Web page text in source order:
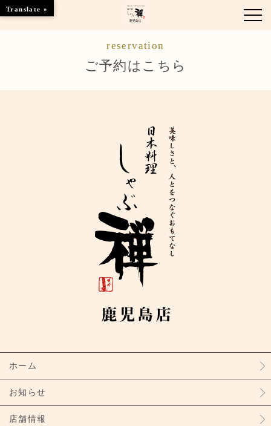
店舗情報
ブランドトップ
ご予約はこちら
reservation
ご予約はこちら
ホーム
お知らせ
店舗情報
Translate »